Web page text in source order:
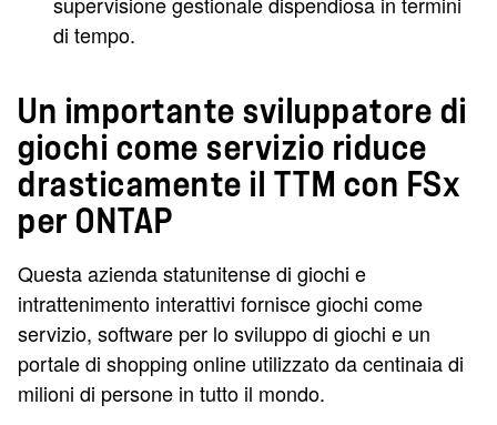
di tempo.
Un importante sviluppatore di
giochi come servizio riduce
drasticamente il TTM con FSx
per ONTAP
Questa azienda statunitense di giochi e
intrattenimento interattivi fornisce giochi come
servizio, software per lo sviluppo di giochi e un
portale di shopping online utilizzato da centinaia di
milioni di persone in tutto il mondo.